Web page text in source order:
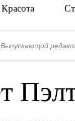
Красота
Выпускающий